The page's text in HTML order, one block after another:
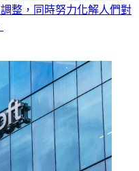
整，同時努力化解人們對